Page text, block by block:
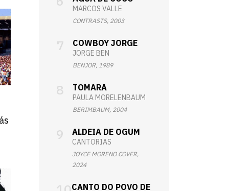
MARCOS VALLE
CONTRASTS, 2003
COWBOY JORGE
JORGE BEN
BENJOR, 1989
TOMARA
PAULA MORELENBAUM
BERIMBAUM, 2004
ALDEIA DE OGUM
CANTORIAS
JOYCE MORENO COVER,
2024
CANTO DO POVO DE